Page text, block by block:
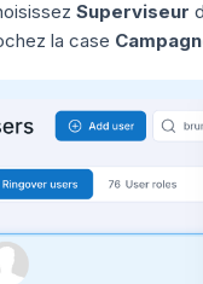
Superviseur
la case